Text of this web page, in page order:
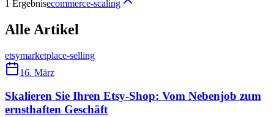
1 Ergebnisecommerce-scaling
Alle Artikel
etsymarketplace-selling
16. März
Skalieren Sie Ihren Etsy-Shop: Vom Nebenjob zum
ernsthaften Geschäft